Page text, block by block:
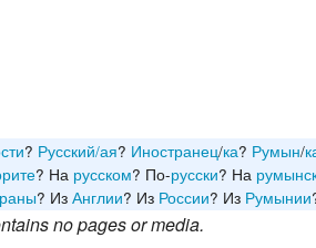
? Русский/ая? Иностранец/ка? Румын/
? На русском? По-русски? На
? Из Англии? Из России? Из Румынии
no pages or media.